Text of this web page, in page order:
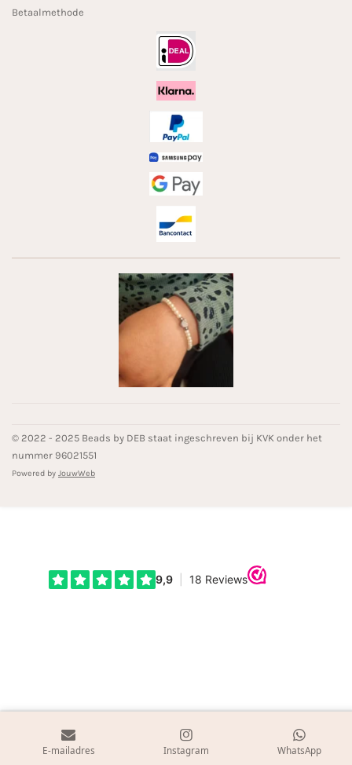
Betaalmethode
© 2022 - 2025 Beads by DEB staat ingeschreven bij KVK onder het
nummer 96021551
Powered by JouwWeb
E-mailadres Instagram WhatsApp